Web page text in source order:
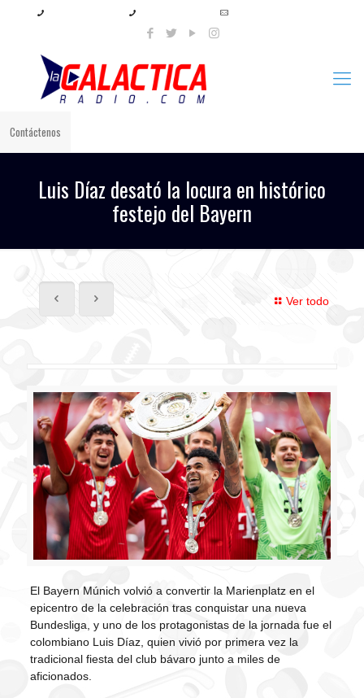
Contáctenos
Luis Díaz desató la locura en histórico
festejo del Bayern
Ver todo
El Bayern Múnich volvió a convertir la Marienplatz en el
epicentro de la celebración tras conquistar una nueva
Bundesliga, y uno de los protagonistas de la jornada fue el
colombiano Luis Díaz, quien vivió por primera vez la
tradicional fiesta del club bávaro junto a miles de
aficionados.